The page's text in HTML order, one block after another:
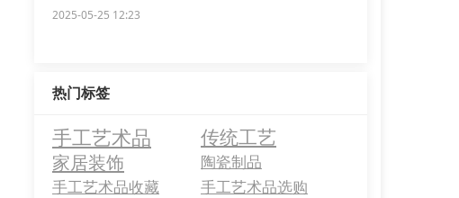
2025-05-25 12:23
热门标签
手工艺术品 传统工艺
家居装饰
陶瓷制品
手工艺术品收藏
手工艺术品选购